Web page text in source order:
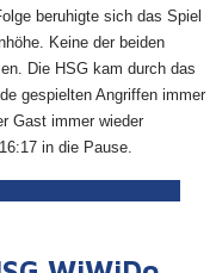
beruhigte sich das Spiel
Keine der beiden
Die HSG kam durch das
gespielten Angriffen immer
Gast immer wieder
in die Pause.